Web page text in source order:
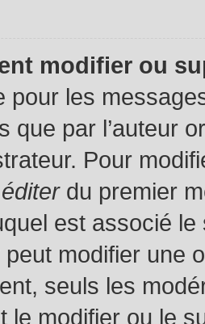
modifier ou
pour les
que par l’auteur
Pour
éditerdu premier
est associé le
peut modifier une
seuls les
le modifier ou le